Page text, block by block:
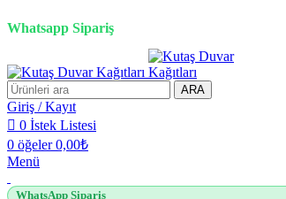
Whatsapp Sipariş
ARA
Giriş / Kayıt
0 İstek Listesi
0 öğeler 0,00₺
Menü
WhatsApp Sipariş